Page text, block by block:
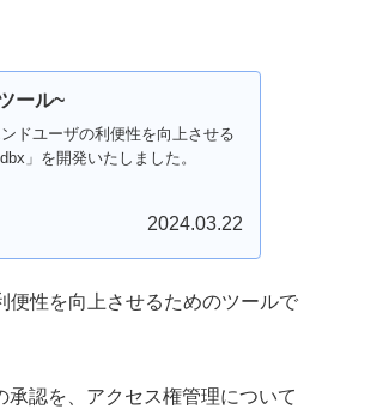
ール~
ドユーザの利便性を向上させる
」を開発いたしました。
2024.03.22
便性を向上させるためのツールで
認を、アクセス権管理について